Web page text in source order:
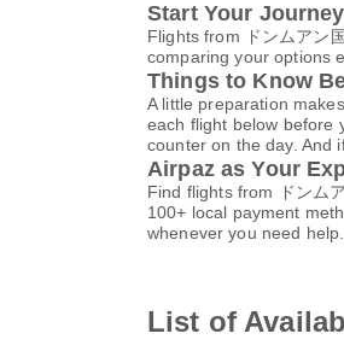
Start Your
Flights from ドンムアン
comparing your options
Things to Know
A little preparation
each flight below before
counter on the day. And
Airpaz as Your
Find flights from ドンム
100+ local payment
whenever you need help.
List of